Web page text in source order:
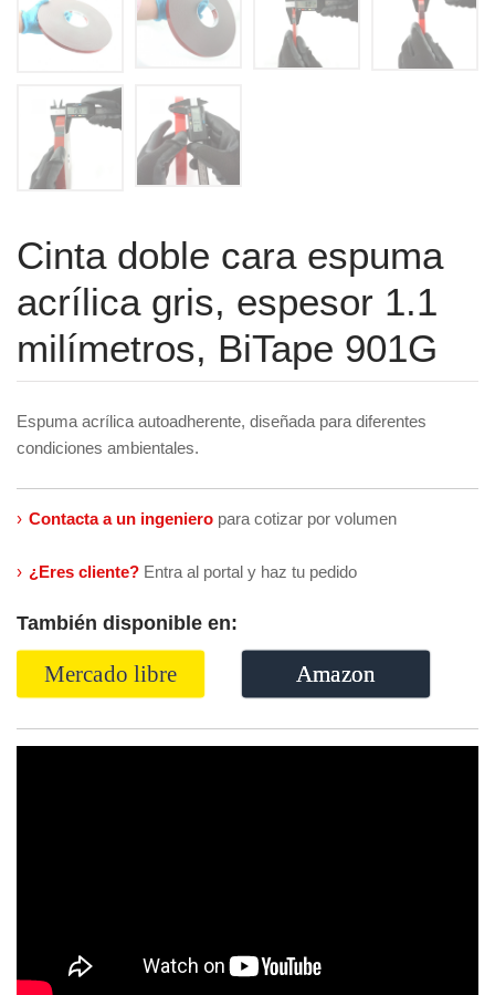
Cinta doble cara espuma
acrílica gris, espesor 1.1
milímetros, BiTape 901G
Espuma acrílica autoadherente, diseñada para diferentes
condiciones ambientales.
› Contacta a un ingeniero para cotizar por volumen
› ¿Eres cliente? Entra al portal y haz tu pedido
También disponible en:
Mercado libre Amazon